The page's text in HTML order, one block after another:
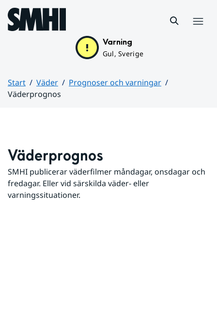
Hoppa till sidans innehåll
Varning
Gul, Sverige
Start Väder
Prognoser och varningar
Väderprognos
Väderprognos
SMHI publicerar väderfilmer måndagar, onsdagar och
fredagar. Eller vid särskilda väder- eller
varningssituationer.